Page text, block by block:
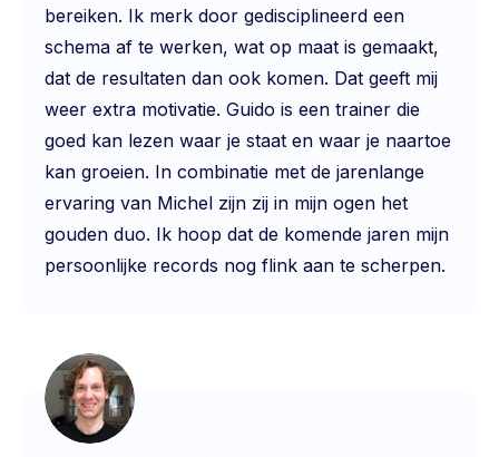
bereiken. Ik merk door gedisciplineerd een
schema af te werken, wat op maat is gemaakt,
dat de resultaten dan ook komen. Dat geeft mij
weer extra motivatie. Guido is een trainer die
goed kan lezen waar je staat en waar je naartoe
kan groeien. In combinatie met de jarenlange
ervaring van Michel zijn zij in mijn ogen het
gouden duo. Ik hoop dat de komende jaren mijn
persoonlijke records nog flink aan te scherpen.